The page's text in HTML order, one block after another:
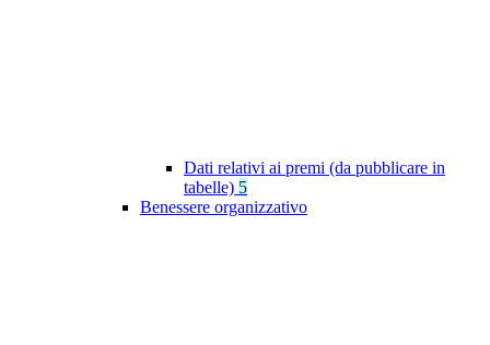
Dati relativi ai premi (da pubblicare in
tabelle) 5
Benessere organizzativo